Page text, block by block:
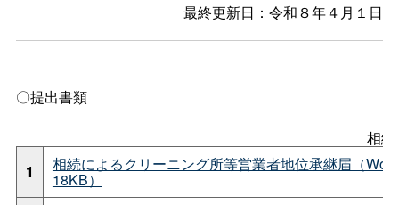
最終更新日：令和８年４月１日
〇提出書類
相
1
相続によるクリーニング所等営業者地位承継届（
18KB）